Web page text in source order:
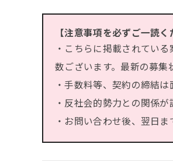
【注意事項を必ずご一読く
・こちらに掲載されてい
数ございます。最新の募集
・手数料等、契約の締結
・反社会的勢力との関係
・お問い合わせ後、翌日